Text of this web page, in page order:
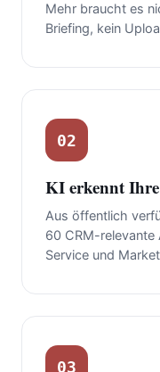
Mehr braucht es
Briefing, kein
02
KI erkennt
Aus öffentlich
60 CRM-relevante
Service und
03